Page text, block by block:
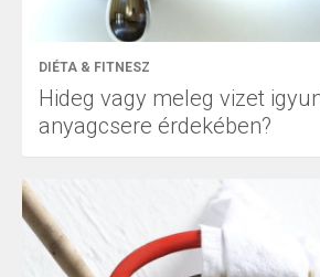
DIÉTA & FITNESZ
Hideg vagy meleg vizet
anyagcsere érdekében?